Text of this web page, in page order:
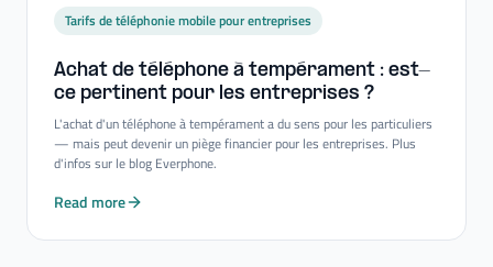
Tarifs de téléphonie mobile pour entreprises
Achat de téléphone à tempérament : est-​
ce pertinent pour les entreprises ?
L'achat d'un téléphone à tempérament a du sens pour les particuliers
— mais peut devenir un piège financier pour les entreprises. Plus
d'infos sur le blog Everphone.
Read more